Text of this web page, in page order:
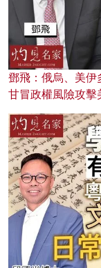
鄧飛：俄烏、美伊
甘冒政權風險攻擊